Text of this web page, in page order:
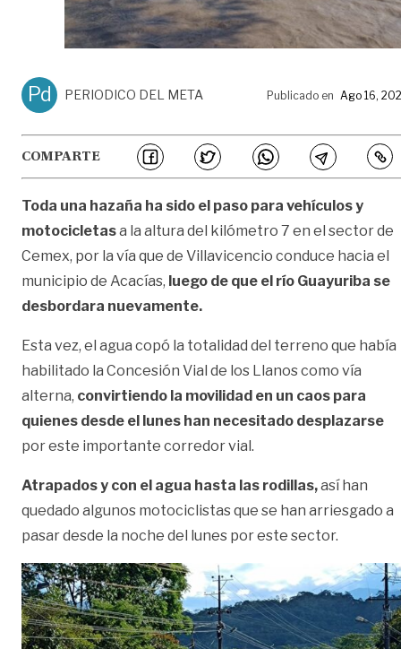
Pd PERIODICO DEL META Publicado en Ago 16,
COMPARTE
Toda una hazaña ha sido el paso para vehículos y
motocicletasa la altura del kilómetro 7 en el sector de
Cemex, por la vía que de Villavicencio conduce hacia el
municipio de Acacías, luego de que el río Guayuriba se
desbordara nuevamente.
Esta vez, el agua copó la totalidad del terreno que había
habilitado la Concesión Vial de los Llanos como vía
alterna, convirtiendo la movilidad en un caos para
quienes desde el lunes han necesitado desplazarse
por este importante corredor vial.
Atrapados y con el agua hasta las rodillas,así han
quedado algunos motociclistas que se han arriesgado a
pasar desde la noche del lunes por este sector.